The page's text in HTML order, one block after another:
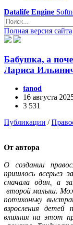
Datalife Engine
Полная версия сайта
Бабушка, а
Лариса
tanod
16 августа
3 531
Публикации /
От автора
О создании
пришлось всерьез
сначала один, а
второй малыш.
потихоньку
взросления детей
влияния на этот